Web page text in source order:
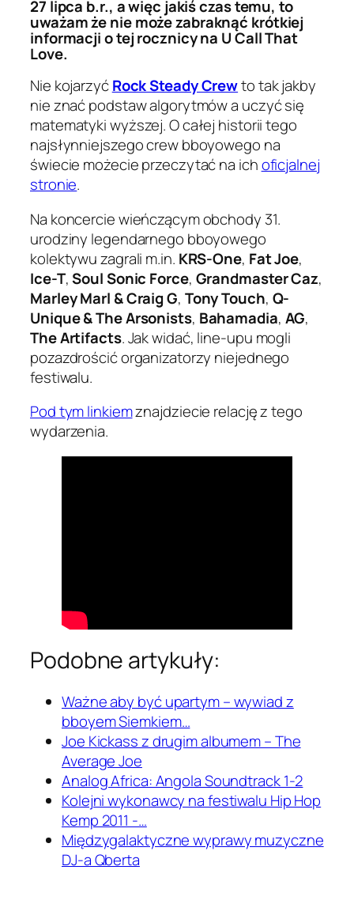
27 lipca b.r., a więc jakiś czas temu, to
uważam że nie może zabraknąć krótkiej
informacji o tej rocznicy na U Call That
Love.
Nie kojarzyćRock Steady Crewto tak jakby
nie znać podstaw algorytmów a uczyć się
matematyki wyższej. O całej historii tego
najsłynniejszego crew bboyowego na
świecie możecie przeczytać na ichoficjalnej
stronie.
Na koncercie wieńczącym obchody 31.
urodziny legendarnego bboyowego
kolektywu zagrali m.in. KRS-One, Fat Joe,
Ice-T,Soul Sonic Force, Grandmaster Caz,
Marley Marl & Craig G, Tony Touch, Q-
Unique & The Arsonists, Bahamadia, AG,
The Artifacts. Jak widać, line-upu mogli
pozazdrościć organizatorzy niejednego
festiwalu.
Pod tym linkiemznajdziecie relację z tego
wydarzenia.
Podobne artykuły:
Ważne aby być upartym – wywiad z
bboyem Siemkiem…
Joe Kickass z drugim albumem – The
Average Joe
Analog Africa: Angola Soundtrack 1-2
Kolejni wykonawcy na festiwalu Hip Hop
Kemp 2011 -…
Międzygalaktyczne wyprawy muzyczne
DJ-a Qberta